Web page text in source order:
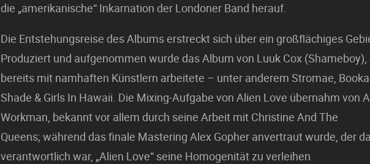
die „amerikanische“ Inkarnation der Londoner Band herauf.
Die Entstehungsreise des Albums erstreckt sich über ein großflächiges
Produziert und aufgenommen wurde das Album von Luuk Cox (Shameboy),
bereits mit namhaften Künstlern arbeitete – unter anderem Stromae, Booka
Shade & Girls In Hawaii. Die Mixing-Aufgabe von Alien Love übernahm von
Workman, bekannt vor allem durch seine Arbeit mit Christine And The
Queens; während das finale Mastering Alex Gopher anvertraut wurde, der
verantwortlich war, „Alien Love“ seine Homogenität zu verleihen.